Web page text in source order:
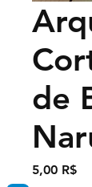
de
5,00 R$